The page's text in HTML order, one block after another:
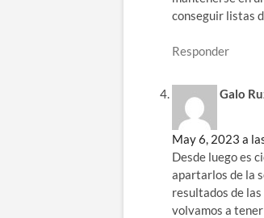
conseguir listas
Responder
Galo
May 6, 2023 a
Desde luego es
apartarlos de la
resultados de
volvamos a